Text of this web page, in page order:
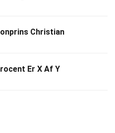
Christian
Er X Af Y